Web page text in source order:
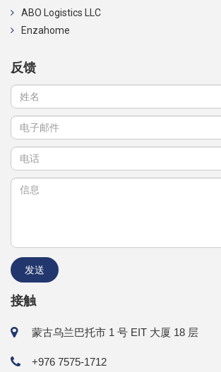
ABO Logistics LLC
Enzahome
反馈
接触
蒙古乌兰巴托市 1 号 EIT 大厦 18 层
+976 7575-1712